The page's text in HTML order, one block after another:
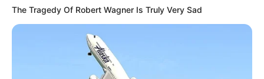
59
The Tragedy Of Robert Wagner Is Truly Very Sad